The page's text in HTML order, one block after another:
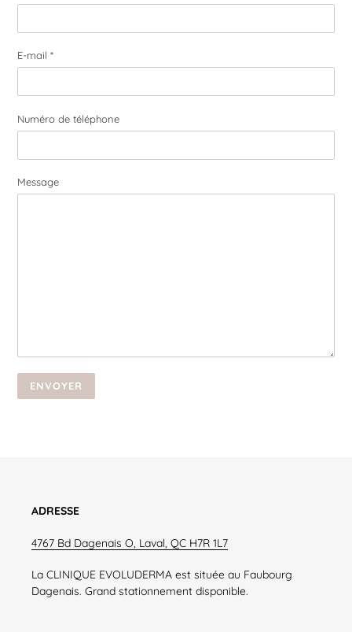
E-mail *
Numéro de téléphone
Message
ADRESSE
4767 Bd Dagenais O, Laval, QC H7R 1L7
La CLINIQUE EVOLUDERMA est située au Faubourg
Dagenais. Grand stationnement disponible.